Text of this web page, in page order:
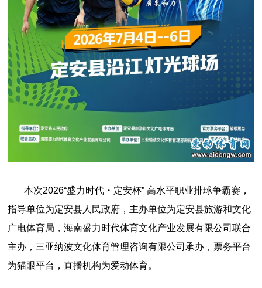
本次2026“盛力时代・定安杯” 高水平职业排球争霸赛，
指导单位为定安县人民政府，主办单位为定安县旅游和文化
广电体育局，海南盛力时代体育文化产业发展有限公司联合
主办，三亚纳波文化体育管理咨询有限公司承办，票务平台
为猫眼平台，直播机构为爱动体育。